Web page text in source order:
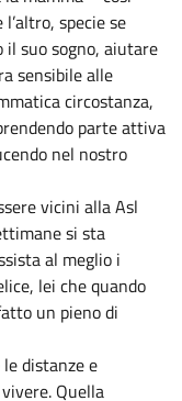
specie se
suo sogno, aiutare
sensibile alle
circostanza,
parte attiva
nel nostro
vicini alla Asl
si sta
al meglio i
lei che quando
un pieno di
distanze e
Quella